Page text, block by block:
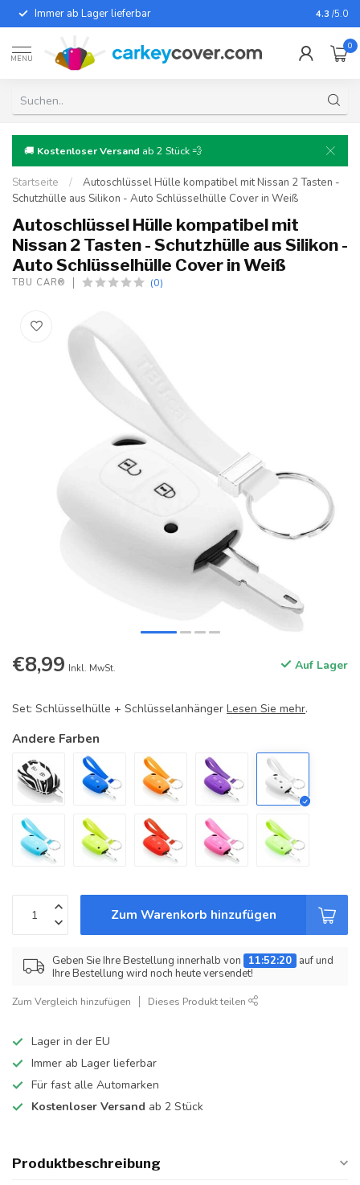
Immer ab Lager lieferbar Für fast
4.3 /5.0
MENU
0
🚚 Kostenloser Versand ab 2 Stück 💨
Startseite /
Autoschlüssel Hülle kompatibel mit Nissan 2 Tasten -
Schutzhülle aus Silikon - Auto Schlüsselhülle Cover in Weiß
Autoschlüssel Hülle kompatibel mit
Nissan 2 Tasten - Schutzhülle aus Silikon -
Auto Schlüsselhülle Cover in Weiß
TBU CAR® (0)
€8,99 Inkl. MwSt. Auf Lager
Set: Schlüsselhülle + Schlüsselanhänger Lesen Sie mehr.
Andere Farben
Zum Warenkorb hinzufügen
Geben Sie Ihre Bestellung innerhalb von 11:52:20 auf und
Ihre Bestellung wird noch heute versendet!
Zum Vergleich hinzufügen Dieses Produkt teilen
Lager in der EU
Immer ab Lager lieferbar
Für fast alle Automarken
Kostenloser Versand ab 2 Stück
Produktbeschreibung